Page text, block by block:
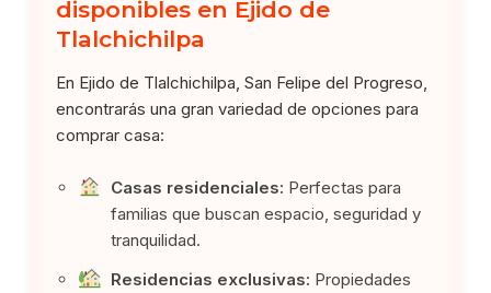
disponibles en Ejido de
Tlalchichilpa
En Ejido de Tlalchichilpa, San Felipe del Progreso,
encontrarás una gran variedad de opciones para
comprar casa:
Casas residenciales: Perfectas para
familias que buscan espacio, seguridad y
tranquilidad.
Residencias exclusivas: Propiedades